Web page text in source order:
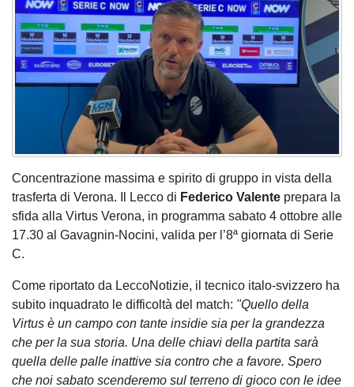
Concentrazione massima e spirito di gruppo in vista della
trasferta di Verona. Il Lecco di Federico Valente prepara la
sfida alla Virtus Verona, in programma sabato 4 ottobre alle
17.30 al Gavagnin-Nocini, valida per l’8ª giornata di Serie
C.
Come riportato da LeccoNotizie, il tecnico italo-svizzero ha
subito inquadrato le difficoltà del match: "Quello della
Virtus è un campo con tante insidie sia per la grandezza
che per la sua storia. Una delle chiavi della partita sarà
quella delle palle inattive sia contro che a favore. Spero
che noi sabato scenderemo sul terreno di gioco con le idee